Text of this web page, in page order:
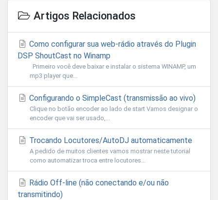
Artigos Relacionados
Como configurar sua web-rádio através do Plugin
DSP ShoutCast no Winamp
Primeiro você deve baixar e instalar o sistema WINAMP, um
mp3 player que...
Configurando o SimpleCast (transmissão ao vivo)
Clique no botão encoder ao lado de start Vamos designar o
encoder que vai ser usado,...
Trocando Locutores/AutoDJ automaticamente
A pedido de muitos clientes vamos mostrar neste tutorial
como automatizar troca entre locutores...
Rádio Off-line (não conectando e/ou não
transmitindo)